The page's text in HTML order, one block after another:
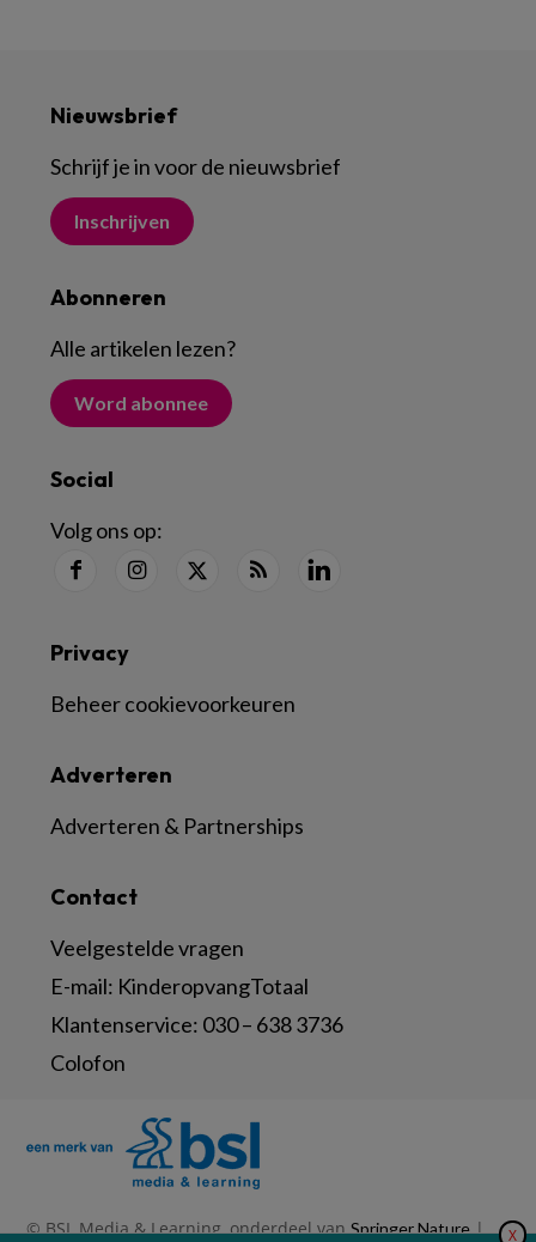
Nieuwsbrief
Schrijf je in voor de nieuwsbrief
Inschrijven
Abonneren
Alle artikelen lezen?
Word abonnee
Social
Volg ons op:
Contact
Veelgestelde vragen
E-mail: KinderopvangTotaal
Klantenservice: 030 – 638 3736
Colofon
Adverteren
Adverteren & Partnerships
Privacy
Beheer cookievoorkeuren
© BSL Media & Learning, onderdeel van Springer Nature | X